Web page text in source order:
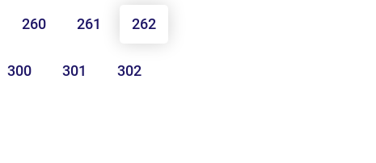
260 261 262
300 301 302